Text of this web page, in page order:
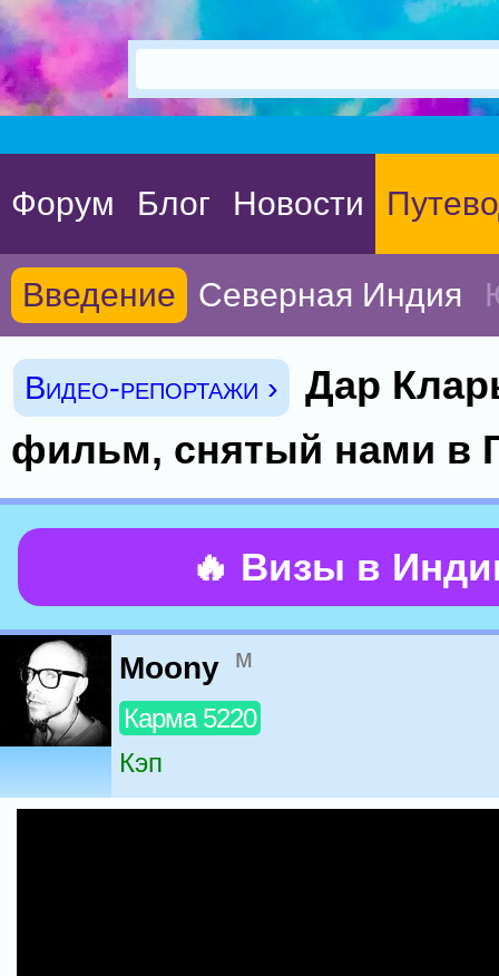
Форум Блог Новости
Введение Северная Индия
Видео-репортажи ›
Дар
фильм, снятый нами в
🔥 Визы в
Moony м
Карма 5220
Кэп